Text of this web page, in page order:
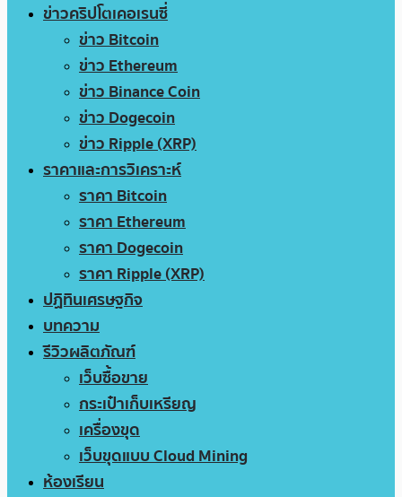
ข่าวคริปโตเคอเรนซี่
ข่าว Bitcoin
ข่าว Ethereum
ข่าว Binance Coin
ข่าว Dogecoin
ข่าว Ripple (XRP)
ราคาและการวิเคราะห์
ราคา Bitcoin
ราคา Ethereum
ราคา Dogecoin
ราคา Ripple (XRP)
ปฏิทินเศรษฐกิจ
บทความ
รีวิวผลิตภัณฑ์
เว็บซื้อขาย
กระเป๋าเก็บเหรียญ
เครื่องขุด
เว็บขุดแบบ Cloud Mining
ห้องเรียน